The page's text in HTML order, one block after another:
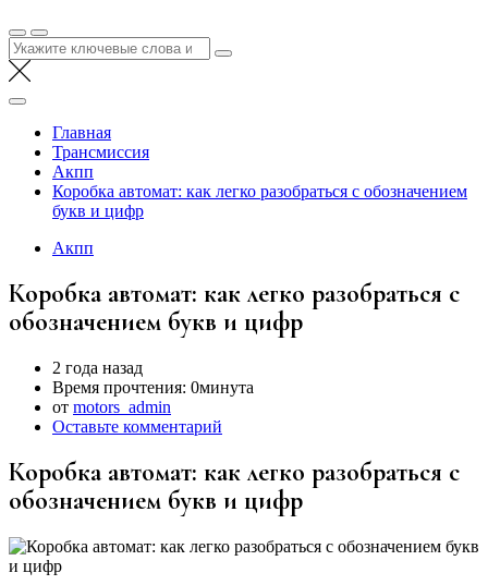
Найти:
Главная
Трансмиссия
Акпп
Коробка автомат: как легко разобраться с обозначением
букв и цифр
Акпп
Коробка автомат: как легко разобраться с
обозначением букв и цифр
2 года назад
Время прочтения: 0минута
от motors_admin
Оставьте комментарий
Коробка автомат: как легко разобраться с
обозначением букв и цифр